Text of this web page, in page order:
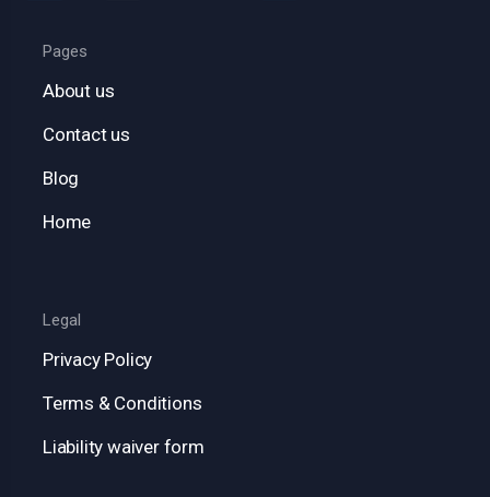
Pages
About us
Contact us
Blog
Home
Legal
Privacy Policy
Terms & Conditions
Liability waiver form